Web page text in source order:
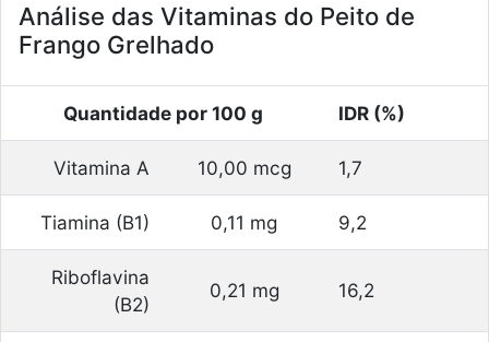
Análise das Vitaminas do Peito de
Frango Grelhado
Quantidade por 100 g IDR (%)
Vitamina A 10,00 mcg 1,7
Tiamina (B1) 0,11 mg 9,2
Riboflavina
(B2)
0,21 mg 16,2